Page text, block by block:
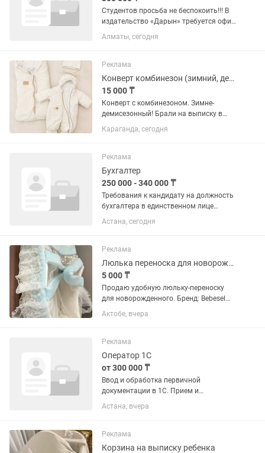
Студентов просьба не беспокоить!!! В
издательство «Дарын» требуется офис-
менеджер Обязанности: Выписка
счетов на оплату; Составление и
клиентам; ...
Алматы, сегодня
Реклама
Конверт комбинезон (зимний, демисезонный)
15 000 ₸
Конверт с комбинезоном. Зимне-
демисезонный! Брали на выписку в
декабре, весной носили без конверта!
Очень удобный, мягкий!брали на заказ
Караганда, сегодня
Реклама
Бухгалтер
250 000 - 340 000 ₸
Требования к кандидату на должность
бухгалтера в единственном лице
Образование и опыт Высшее или
среднее специальное образование по
аудит, финансы, экономика. ...
Астана, сегодня
Реклама
Люлька переноска для новорожденного (новая, использовалась 1 раз)
5 000 ₸
Продаю удобную люльку-переноску
для новорожденного. Бренд: Bebesel
Материал: 70% полиэстер, 30% хлопок
Цвет: голубой с кружевом и
новая, использовалась только 1 раз...
Актобе, вчера
Реклама
Оператор 1С
от 300 000 ₸
Ввод и обработка первичной
документации в 1С. Прием и
оформление заказов. Выписка
накладных, счетов-фактур и
Контроль корректности остатков и цен.
Работа с возвратами...
Астана, вчера
Реклама
Корзина на выписку ребенка